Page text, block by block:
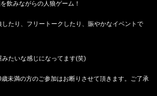
飲みながらの人狼ゲーム！
たり、フリートークしたり、賑やかなイベントで
たいな感じになってます(笑)
未満の方のご参加はお断りさせて頂きます。ご了承